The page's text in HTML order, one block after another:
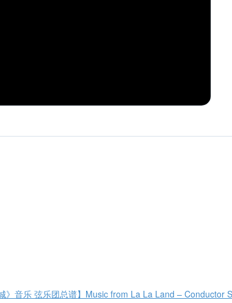
》音乐 弦乐团总谱】Music from La La Land – Conductor